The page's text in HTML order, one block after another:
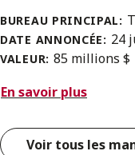
BUREAU PRINCIPAL:
DATE ANNONCÉE: 24
VALEUR: 85 millions $
En savoir plus
Voir tous les